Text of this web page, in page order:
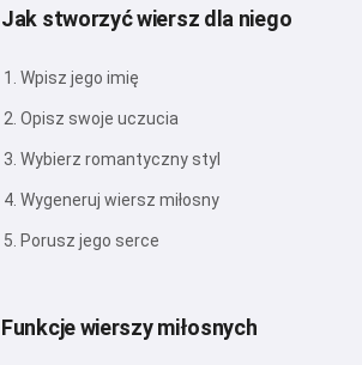
Jak stworzyć wiersz dla niego
Wpisz jego imię
Opisz swoje uczucia
Wybierz romantyczny styl
Wygeneruj wiersz miłosny
Porusz jego serce
Funkcje wierszy miłosnych